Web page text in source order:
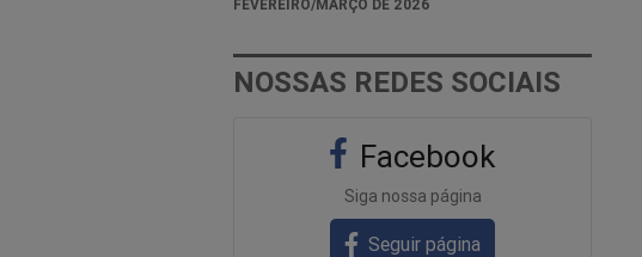
FEVEREIRO/MARÇO DE 2026
NOSSAS REDES SOCIAIS
Facebook
Siga nossa página
Seguir página